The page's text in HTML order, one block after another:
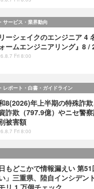
サービス・業界動向
ーシェイクのエンジニア 4
ームエンジニアリング』8 /
Fri 8:00
レポート・白書・ガイドライン
8(2026)年上半期の特殊詐
詐欺（797.9億）やニセ警
被害額
Fri 8:00
もどこかで情報漏えい 第
」三重県、陸自インシデン